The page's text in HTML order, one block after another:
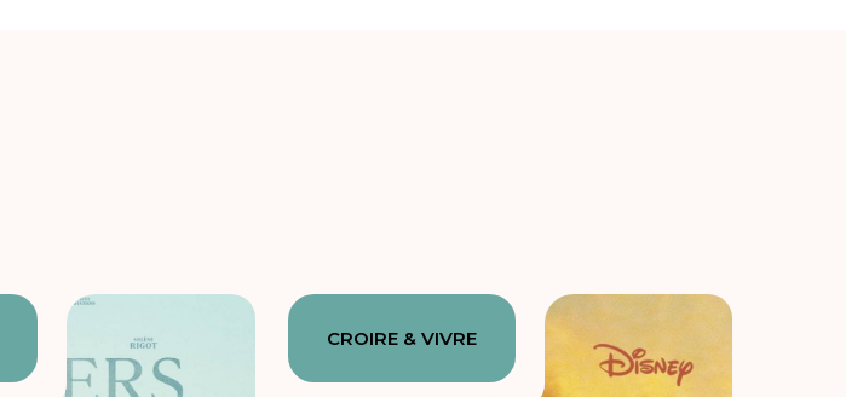
CROIRE & VIVRE